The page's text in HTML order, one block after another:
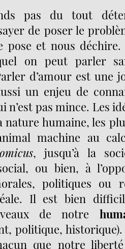
pas du tout
de poser le
pose et nous déchire.
on peut parler
d’amour est une
un enjeu de
n’est pas mince. Les
humaine, les
machine au
, jusqu’à la
ou bien, à
politiques ou
Il est bien
de notre
politique,
que notre